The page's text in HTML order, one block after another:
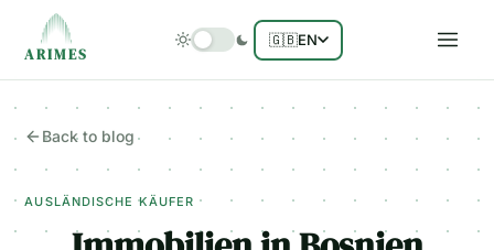
ARIMES
🇬🇧EN
Back to blog
AUSLÄNDISCHE KÄUFER